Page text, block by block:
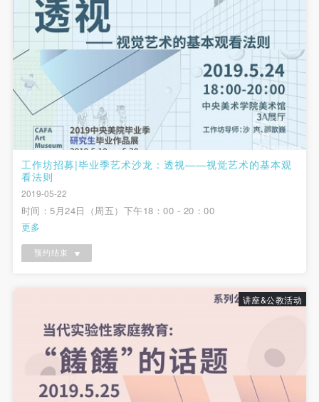
工作坊招募|毕业季艺术沙龙：透视——视觉艺术的基本观
看法则
2019-05-22
时间：5月24日（周五）下午18：00 - 20：00
更多
预约结束
讲座&公教活动
手机号码
验证码
登录
可使用雅昌艺术网会员账户登录
（1）、拍摄内容 乙方拍摄的带有甲方肖像的作品内
容包括：①中央美术学院美术馆②中央美术学院校园
内○3由中央美术学院公共教育部策划或执行的一切活
动。
（2）、使用形式 用于中央美术学院图书出版、销售
附带光盘及宣传资料。
（3）、使用地域范围
适用地域范围包括国内和国外。
使用肖像的媒介限于不损害甲方肖像权的任何媒介
（如杂志、网络等）。
三、肖像权使用期限
永久使用。
四、许可使用费用
带有甲方肖像作品的拍摄费用由乙方承担。
乙方于拍摄完带有甲方肖像的作品无需支付甲方任何
（1）、本协议未尽事宜，经双方友好协商后可作为
本协议的补充协议，并不得违反相关法律法规规定。
（2）、本协议自甲乙双方签字（盖章）、勾选之日
（1）、拍摄内容 乙方拍摄的带有甲方肖像的作品内
容包括：①中央美术学院美术馆②中央美术学院校园
内○3由中央美术学院公共教育部策划或执行的一切活
动。
（2）、使用形式 用于中央美术学院图书出版、销售
附带光盘及宣传资料。
（3）、使用地域范围
适用地域范围包括国内和国外。
使用肖像的媒介限于不损害甲方肖像权的任何媒介
（如杂志、网络等）。
三、肖像权使用期限
永久使用。
四、许可使用费用
带有甲方肖像作品的拍摄费用由乙方承担。
乙方于拍摄完带有甲方肖像的作品无需支付甲方任何
（1）、本协议未尽事宜，经双方友好协商后可作为
本协议的补充协议，并不得违反相关法律法规规定。
（2）、本协议自甲乙双方签字（盖章）、勾选之日
（1）、拍摄内容 乙方拍摄的带有甲方肖像的作品内
容包括：①中央美术学院美术馆②中央美术学院校园
内○3由中央美术学院公共教育部策划或执行的一切活
动。
（2）、使用形式 用于中央美术学院图书出版、销售
附带光盘及宣传资料。
（3）、使用地域范围
适用地域范围包括国内和国外。
使用肖像的媒介限于不损害甲方肖像权的任何媒介
（如杂志、网络等）。
三、肖像权使用期限
永久使用。
四、许可使用费用
带有甲方肖像作品的拍摄费用由乙方承担。
乙方于拍摄完带有甲方肖像的作品无需支付甲方任何
（1）、本协议未尽事宜，经双方友好协商后可作为
本协议的补充协议，并不得违反相关法律法规规定。
（2）、本协议自甲乙双方签字（盖章）、勾选之日